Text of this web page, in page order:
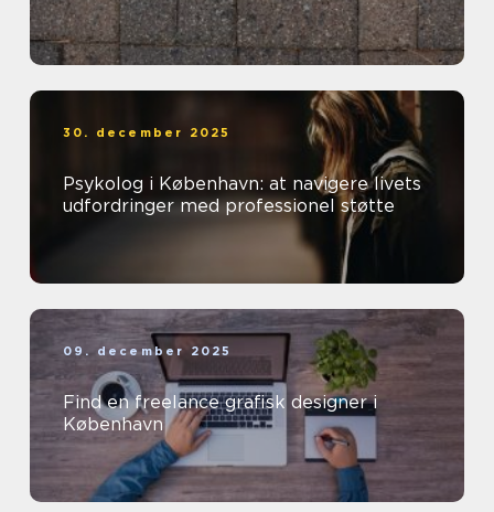
30. december 2025
Psykolog i København: at navigere livets
udfordringer med professionel støtte
09. december 2025
Find en freelance grafisk designer i
København